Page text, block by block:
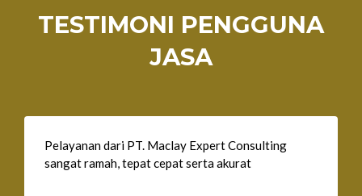
TESTIMONI PENGGUNA
JASA
Pelayanan dari PT. Maclay Expert Consulting
sangat ramah, tepat cepat serta akurat